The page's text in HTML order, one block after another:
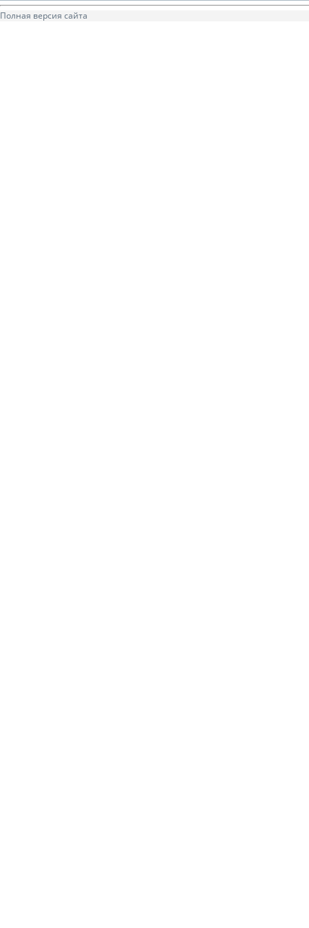
Полная версия сайта